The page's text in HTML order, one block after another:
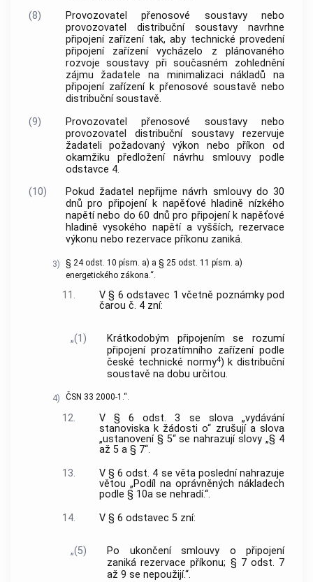
(8)
Provozovatel přenosové soustavy nebo
provozovatel distribuční soustavy navrhne
připojení zařízení tak, aby technické provedení
připojení zařízení vycházelo z plánovaného
rozvoje soustavy při současném zohlednění
zájmu žadatele na minimalizaci nákladů na
připojení zařízení k přenosové soustavě nebo
distribuční soustavě.
(9)
Provozovatel přenosové soustavy nebo
provozovatel distribuční soustavy rezervuje
žadateli požadovaný výkon nebo příkon od
okamžiku předložení návrhu smlouvy podle
odstavce 4.
(10)
Pokud žadatel nepřijme návrh smlouvy do 30
dnů pro připojení k napěťové hladině nízkého
napětí nebo do 60 dnů pro připojení k napěťové
hladině vysokého napětí a vyšších, rezervace
výkonu nebo rezervace příkonu zaniká.
3)
§ 24 odst. 10 písm. a) a § 25 odst. 11 písm. a)
energetického zákona.“.
11.
V § 6 odstavec 1 včetně poznámky pod
čarou č. 4 zní:
„(1)
Krátkodobým připojením se rozumí
připojení prozatímního zařízení podle
české technické normy4) k distribuční
soustavě na dobu určitou.
4) ČSN 33 2000-1.“.
12.
V § 6 odst. 3 se slova „vydávání
stanoviska k žádosti o“ zrušují a slova
„ustanovení § 5“ se nahrazují slovy „§ 4
až 5 a § 7“.
13.
V § 6 odst. 4 se věta poslední nahrazuje
větou „Podíl na oprávněných nákladech
podle § 10a se nehradí.“.
14.
V § 6 odstavec 5 zní:
„(5)
Po ukončení smlouvy o připojení
zaniká rezervace příkonu; § 7 odst. 7
až 9 se nepoužijí.“.